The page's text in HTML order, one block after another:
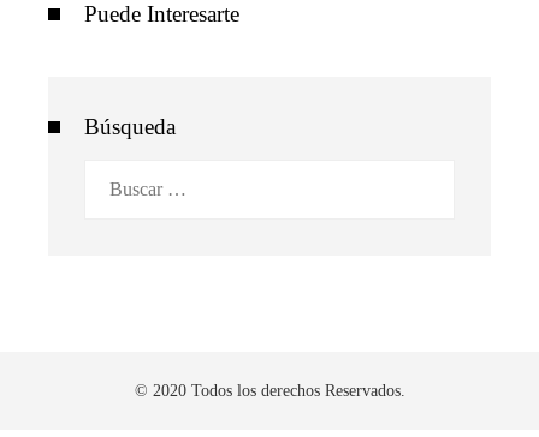
Puede Interesarte
Búsqueda
© 2020 Todos los derechos Reservados.